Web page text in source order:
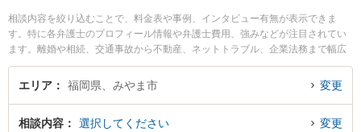
相談内容を絞り込むことで、料金表や事例、インタビュー有無が表示できま
す。特に各弁護士のプロフィール情報や弁護士費用、強みなどが注目されてい
ます。離婚や相続、交通事故から不動産、ネットトラブル、企業法務まで幅広
く取り扱う弁護士が多数。こんな法律相談をお持ちの方は是非ご利用くださ
い。みやま市で土日や夜間に発生した不倫慰謝料トラブルを今すぐに弁護士に
きるみやま市内の弁護士に相談予約したい』などでお困りの相談者さんにおす
エリア 福岡県、みやま市 変更
相談内容 選択してください 変更